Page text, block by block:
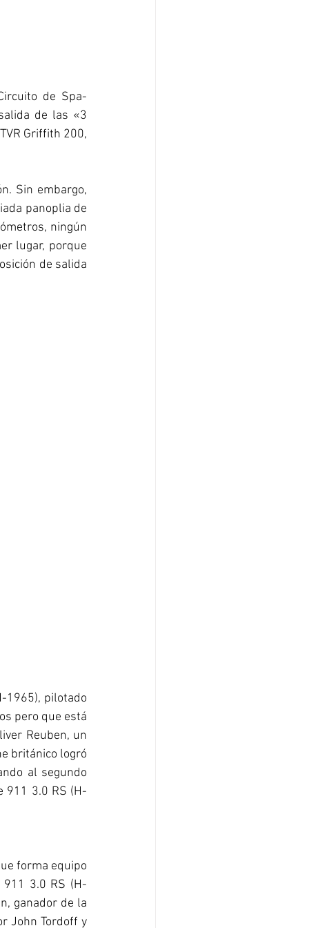
de Spa-
de las «3
Griffith 200,
Sin embargo,
panoplia de
ningún
lugar, porque
de salida
1965), pilotado
pero que está
Reuben, un
británico logró
al segundo
911 3.0 RS (H-
forma equipo
3.0 RS (H-
ganador de la
John Tordoff y